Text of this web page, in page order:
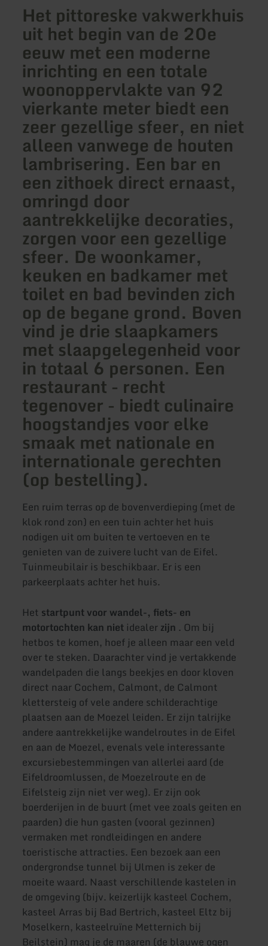
Het pittoreske vakwerkhuis
uit het begin van de 20e
eeuw met een moderne
inrichting en een totale
woonoppervlakte van 92
vierkante meter biedt een
zeer gezellige sfeer, en niet
alleen vanwege de houten
lambrisering. Een bar en
een zithoek direct ernaast,
omringd door
aantrekkelijke decoraties,
zorgen voor een gezellige
sfeer. De woonkamer,
keuken en badkamer met
toilet en bad bevinden zich
op de begane grond. Boven
vind je drie slaapkamers
met slaapgelegenheid voor
in totaal 6 personen. Een
restaurant - recht
tegenover - biedt culinaire
hoogstandjes voor elke
smaak met nationale en
internationale gerechten
(op bestelling).
Een ruim terras op de bovenverdieping (met de
klok rond zon) en een tuin achter het huis
nodigen uit om buiten te vertoeven en te
genieten van de zuivere lucht van de Eifel.
Tuinmeubilair is beschikbaar. Er is een
parkeerplaats achter het huis.
Het startpunt voor wandel-, fiets- en
motortochten kan niet idealerzijn . Om bij
hetbos te komen, hoef je alleen maar een veld
over te steken. Daarachter vind je vertakkende
wandelpaden die langs beekjes en door kloven
direct naar Cochem, Calmont, de Calmont
klettersteig of vele andere schilderachtige
plaatsen aan de Moezel leiden. Er zijn talrijke
andere aantrekkelijke wandelroutes in de Eifel
en aan de Moezel, evenals vele interessante
excursiebestemmingen van allerlei aard (de
Eifeldroomlussen, de Moezelroute en de
Eifelsteig zijn niet ver weg). Er zijn ook
boerderijen in de buurt (met vee zoals geiten en
paarden) die hun gasten (vooral gezinnen)
vermaken met rondleidingen en andere
toeristische attracties. Een bezoek aan een
ondergrondse tunnel bij Ulmen is zeker de
moeite waard. Naast verschillende kastelen in
de omgeving (bijv. keizerlijk kasteel Cochem,
kasteel Arras bij Bad Bertrich, kasteel Eltz bij
Moselkern, kasteelruïne Metternich bij
Beilstein) mag je de maaren (de blauwe ogen